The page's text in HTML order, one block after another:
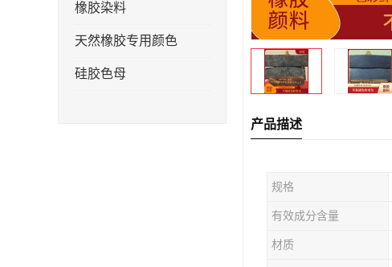
橡胶染料
天然橡胶专用颜色
硅胶色母
产品描述
规格
有效成分含量
材质